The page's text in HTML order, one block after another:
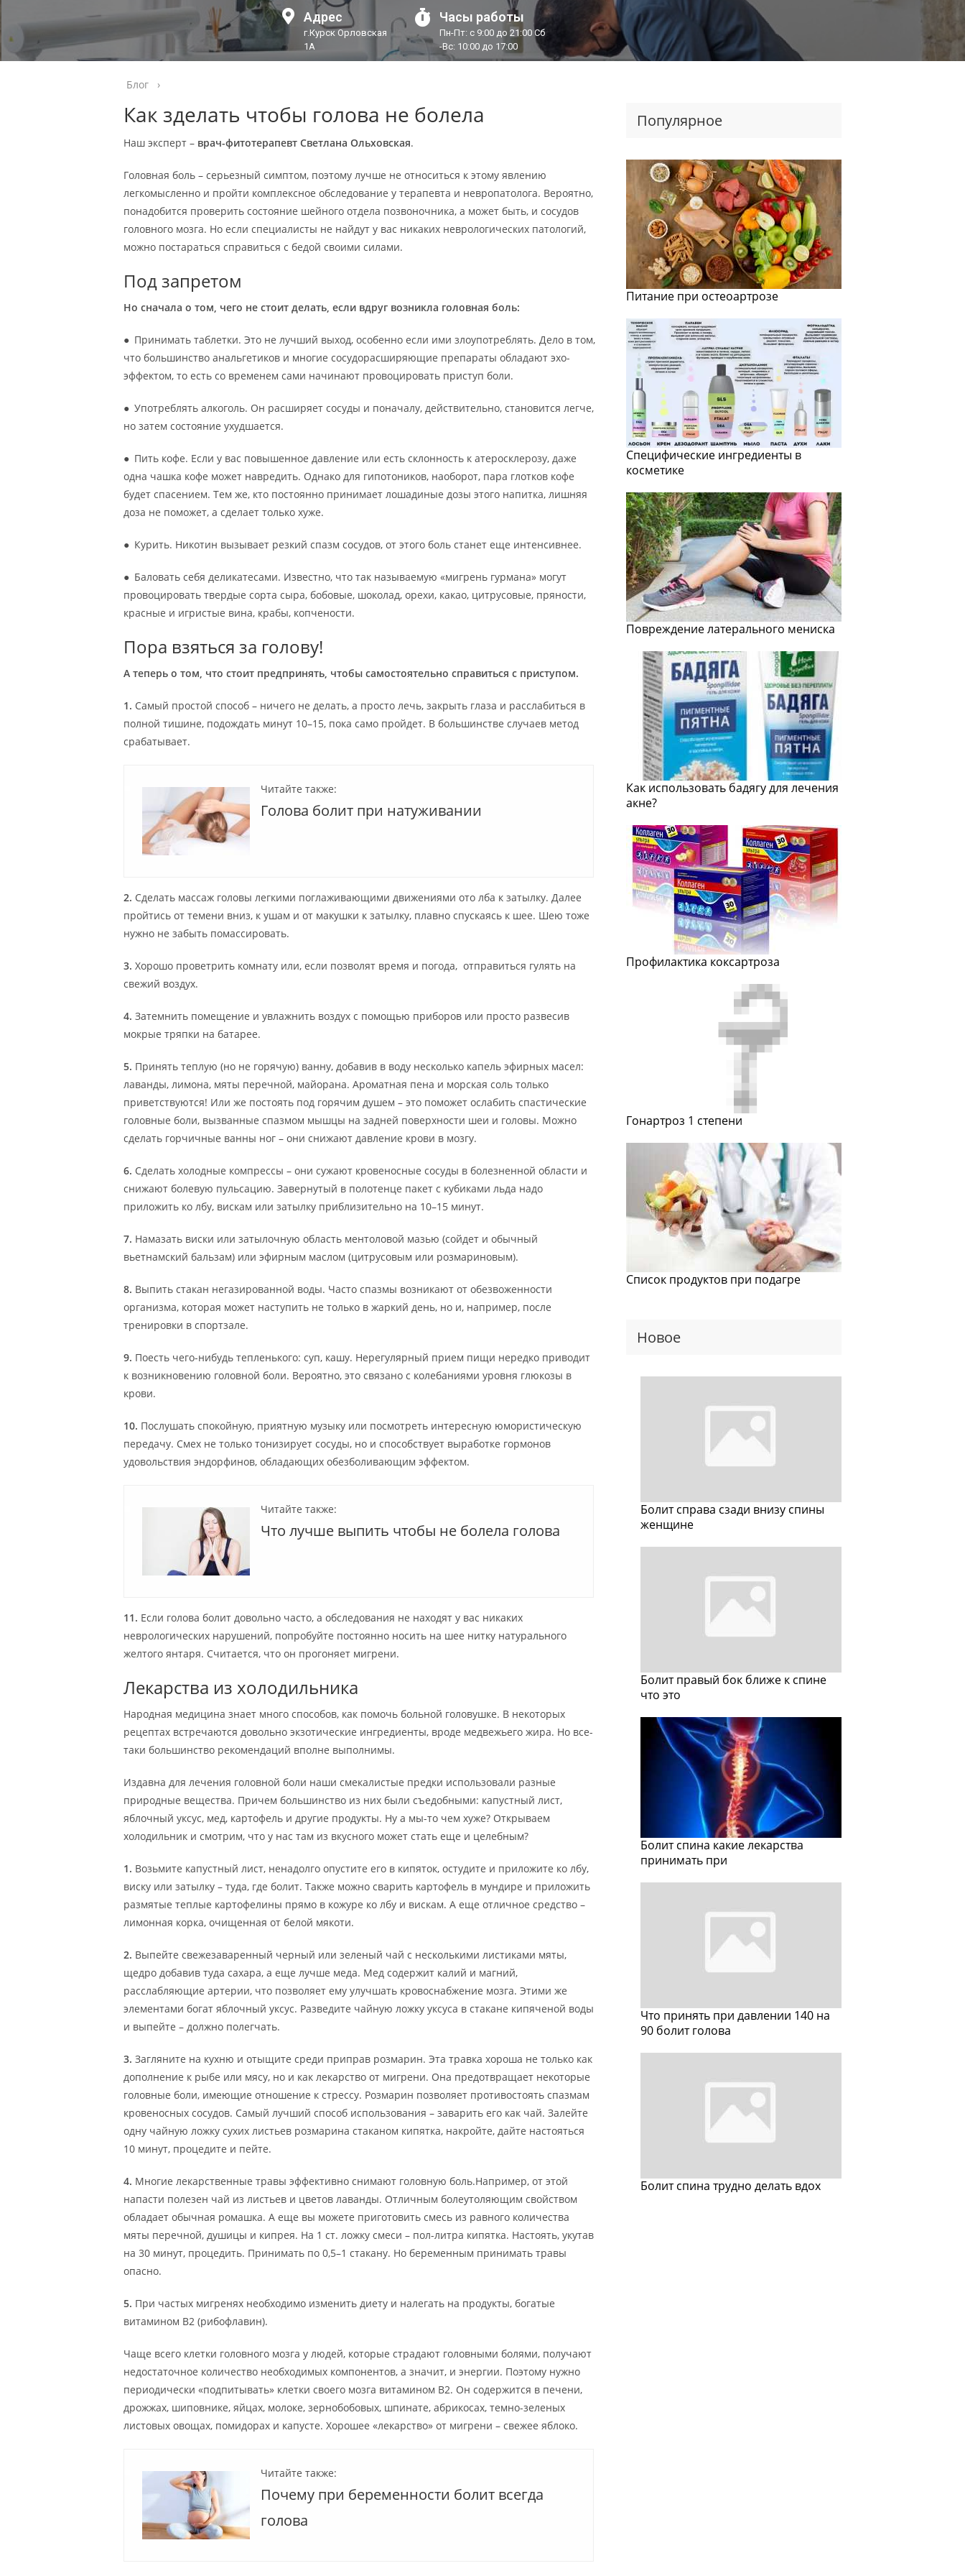
Адрес
г.Курск Орловская
1А
Часы работы
Пн-Пт: с 9:00 до 21:00 Сб
-Вс: 10:00 до 17:00
Блог ›
Как зделать чтобы голова не болела
Наш эксперт – врач-фитотерапевт Светлана Ольховская.
Головная боль – серьезный симптом, поэтому лучше не относиться к этому явлению
легкомысленно и пройти комплексное обследование у терапевта и невропатолога. Вероятно,
понадобится проверить состояние шейного отдела позвоночника, а может быть, и сосудов
головного мозга. Но если специалисты не найдут у вас никаких неврологических патологий,
можно постараться справиться с бедой своими силами.
Под запретом
Но сначала о том, чего не стоит делать, если вдруг возникла головная боль:
● Принимать таблетки. Это не лучший выход, особенно если ими злоупотреблять. Дело в том,
что большинство анальгетиков и многие сосудорасширяющие препараты обладают эхо-
эффектом, то есть со временем сами начинают провоцировать приступ боли.
● Употреблять алкоголь. Он расширяет сосуды и поначалу, действительно, становится легче,
но затем состояние ухудшается.
● Пить кофе. Если у вас повышенное давление или есть склонность к атеросклерозу, даже
одна чашка кофе может навредить. Однако для гипотоников, наоборот, пара глотков кофе
будет спасением. Тем же, кто постоянно принимает лошадиные дозы этого напитка, лишняя
доза не поможет, а сделает только хуже.
● Курить. Никотин вызывает резкий спазм сосудов, от этого боль станет еще интенсивнее.
● Баловать себя деликатесами. Известно, что так называемую «мигрень гурмана» могут
провоцировать твердые сорта сыра, бобовые, шоколад, орехи, какао, цитрусовые, пряности,
красные и игристые вина, крабы, копчености.
Пора взяться за голову!
А теперь о том, что стоит предпринять, чтобы самостоятельно справиться с приступом.
1. Самый простой способ – ничего не делать, а просто лечь, закрыть глаза и расслабиться в
полной тишине, подождать минут 10–15, пока само пройдет. В большинстве случаев метод
срабатывает.
Читайте также:
Голова болит при натуживании
2. Сделать массаж головы легкими поглаживающими движениями ото лба к затылку. Далее
пройтись от темени вниз, к ушам и от макушки к затылку, плавно спускаясь к шее. Шею тоже
нужно не забыть помассировать.
3. Хорошо проветрить комнату или, если позволят время и погода, отправиться гулять на
свежий воздух.
4. Затемнить помещение и увлажнить воздух с помощью приборов или просто развесив
мокрые тряпки на батарее.
5. Принять теплую (но не горячую) ванну, добавив в воду несколько капель эфирных масел:
лаванды, лимона, мяты перечной, майорана. Ароматная пена и морская соль только
приветствуются! Или же постоять под горячим душем – это поможет ослабить спастические
головные боли, вызванные спазмом мышцы на задней поверхности шеи и головы. Можно
сделать горчичные ванны ног – они снижают давление крови в мозгу.
6. Сделать холодные компрессы – они сужают кровеносные сосуды в болезненной области и
снижают болевую пульсацию. Завернутый в полотенце пакет с кубиками льда надо
приложить ко лбу, вискам или затылку приблизительно на 10–15 минут.
7. Намазать виски или затылочную область ментоловой мазью (сойдет и обычный
вьетнамский бальзам) или эфирным маслом (цитрусовым или розмариновым).
8. Выпить стакан негазированной воды. Часто спазмы возникают от обезвоженности
организма, которая может наступить не только в жаркий день, но и, например, после
тренировки в спортзале.
9. Поесть чего-нибудь тепленького: суп, кашу. Нерегулярный прием пищи нередко приводит
к возникновению головной боли. Вероятно, это связано с колебаниями уровня глюкозы в
крови.
10. Послушать спокойную, приятную музыку или посмотреть интересную юмористическую
передачу. Смех не только тонизирует сосуды, но и способствует выработке гормонов
удовольствия эндорфинов, обладающих обезболивающим эффектом.
Читайте также:
Что лучше выпить чтобы не болела голова
11. Если голова болит довольно часто, а обследования не находят у вас никаких
неврологических нарушений, попробуйте постоянно носить на шее нитку натурального
желтого янтаря. Считается, что он прогоняет мигрени.
Лекарства из холодильника
Народная медицина знает много способов, как помочь больной головушке. В некоторых
рецептах встречаются довольно экзотические ингредиенты, вроде медвежьего жира. Но все-
таки большинство рекомендаций вполне выполнимы.
Издавна для лечения головной боли наши смекалистые предки использовали разные
природные вещества. Причем большинство из них были съедобными: капустный лист,
яблочный уксус, мед, картофель и другие продукты. Ну а мы-то чем хуже? Открываем
холодильник и смотрим, что у нас там из вкусного может стать еще и целебным?
1. Возьмите капустный лист, ненадолго опустите его в кипяток, остудите и приложите ко лбу,
виску или затылку – туда, где болит. Также можно сварить картофель в мундире и приложить
размятые теплые картофелины прямо в кожуре ко лбу и вискам. А еще отличное средство –
лимонная корка, очищенная от белой мякоти.
2. Выпейте свежезаваренный черный или зеленый чай с несколькими листиками мяты,
щедро добавив туда сахара, а еще лучше меда. Мед содержит калий и магний,
расслабляющие артерии, что позволяет ему улучшать кровоснабжение мозга. Этими же
элементами богат яблочный уксус. Разведите чайную ложку уксуса в стакане кипяченой воды
и выпейте – должно полегчать.
3. Загляните на кухню и отыщите среди приправ розмарин. Эта травка хороша не только как
дополнение к рыбе или мясу, но и как лекарство от мигрени. Она предотвращает некоторые
головные боли, имеющие отношение к стрессу. Розмарин позволяет противостоять спазмам
кровеносных сосудов. Самый лучший способ использования – заварить его как чай. Залейте
одну чайную ложку сухих листьев розмарина стаканом кипятка, накройте, дайте настояться
10 минут, процедите и пейте.
4. Многие лекарственные травы эффективно снимают головную боль.Например, от этой
напасти полезен чай из листьев и цветов лаванды. Отличным болеутоляющим свойством
обладает обычная ромашка. А еще вы можете приготовить смесь из равного количества
мяты перечной, душицы и кипрея. На 1 ст. ложку смеси – пол-литра кипятка. Настоять, укутав
на 30 минут, процедить. Принимать по 0,5–1 стакану. Но беременным принимать травы
опасно.
5. При частых мигренях необходимо изменить диету и налегать на продукты, богатые
витамином В2 (рибофлавин).
Чаще всего клетки головного мозга у людей, которые страдают головными болями, получают
недостаточное количество необходимых компонентов, а значит, и энергии. Поэтому нужно
периодически «подпитывать» клетки своего мозга витамином B2. Он содержится в печени,
дрожжах, шиповнике, яйцах, молоке, зернобобовых, шпинате, абрикосах, темно-зеленых
листовых овощах, помидорах и капусте. Хорошее «лекарство» от мигрени – свежее яблоко.
Читайте также:
Почему при беременности болит всегда
голова
Популярное
Питание при остеоартрозе
Специфические ингредиенты в
косметике
Повреждение латерального мениска
Как использовать бадягу для лечения
акне?
Профилактика коксартроза
Гонартроз 1 степени
Список продуктов при подагре
Новое
Болит справа сзади внизу спины
женщине
Болит правый бок ближе к спине
что это
Болит спина какие лекарства
принимать при
Что принять при давлении 140 на
90 болит голова
Болит спина трудно делать вдох